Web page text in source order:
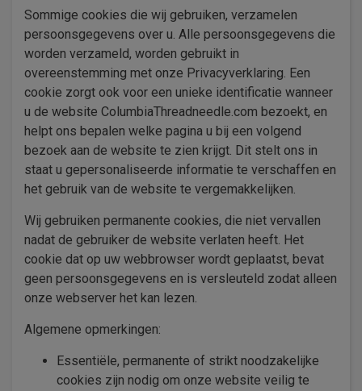
Sommige cookies die wij gebruiken, verzamelen
persoonsgegevens over u. Alle persoonsgegevens die
worden verzameld, worden gebruikt in
overeenstemming met onze Privacyverklaring. Een
cookie zorgt ook voor een unieke identificatie wanneer
u de website ColumbiaThreadneedle.com bezoekt, en
helpt ons bepalen welke pagina u bij een volgend
bezoek aan de website te zien krijgt. Dit stelt ons in
staat u gepersonaliseerde informatie te verschaffen en
het gebruik van de website te vergemakkelijken.
Wij gebruiken permanente cookies, die niet vervallen
nadat de gebruiker de website verlaten heeft. Het
cookie dat op uw webbrowser wordt geplaatst, bevat
geen persoonsgegevens en is versleuteld zodat alleen
onze webserver het kan lezen.
Algemene opmerkingen:
Essentiële, permanente of strikt noodzakelijke
cookies zijn nodig om onze website veilig te